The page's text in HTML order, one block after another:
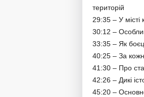
територій
29:35 – У
30:12 –
33:35 – Як
40:25 – За
41:30 – Про
42:26 – Дикі
45:20 –